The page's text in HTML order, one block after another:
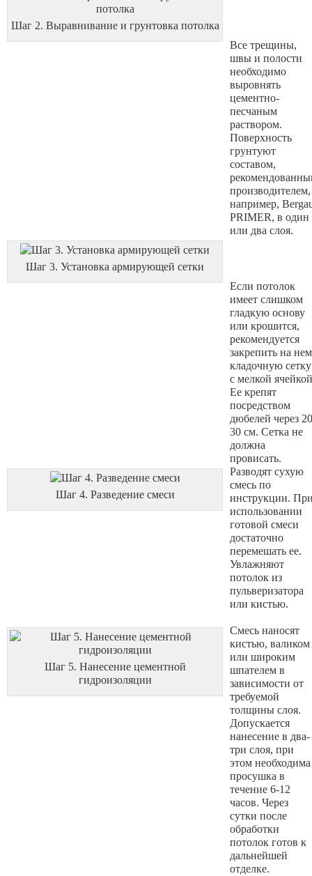
Шаг 2. Выравнивание и грунтовка потолка
Все трещины,
швы и полости
необходимо
выровнять
цементно-
песчаным
раствором.
Поверхность
грунтуют
составом,
производителем,
например,
PRIMER, в один
или два слоя.
Шаг 3. Установка армирующей сетки
Если потолок
имеет слишком
гладкую основу
или крошится,
рекомендуется
закрепить на нем
кладочную сетку
с мелкой
Ее крепят
посредством
дюбелей через
30 см. Сетка не
должна
провисать.
Шаг 4. Разведение смеси
Разводят сухую
смесь по
инструкции.
использовании
готовой смеси
достаточно
перемешать ее.
Увлажняют
потолок из
пульверизатора
или кистью.
Шаг 5. Нанесение цементной
гидроизоляции
Смесь наносят
кистью, валиком
или широким
шпателем в
зависимости от
требуемой
толщины слоя.
Допускается
нанесение в два-
три слоя, при
этом необходима
просушка в
течение 6-12
часов. Через
сутки после
обработки
потолок готов к
дальнейшей
отделке.